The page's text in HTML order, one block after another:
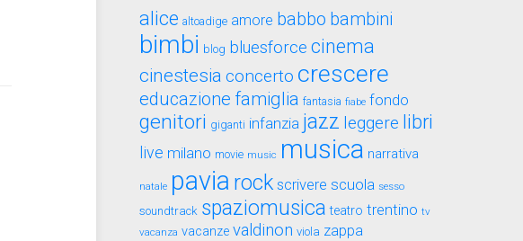
alice altoadige amore babbo bambini
bimbi blog bluesforce cinema
cinestesia concerto crescere
educazione famiglia fantasia fiabe fondo
genitori giganti infanzia jazz leggere libri
live milano movie music musica narrativa
natale pavia rock scrivere scuola sesso
soundtrack spaziomusica teatro trentino tv
vacanza vacanze valdinon viola zappa